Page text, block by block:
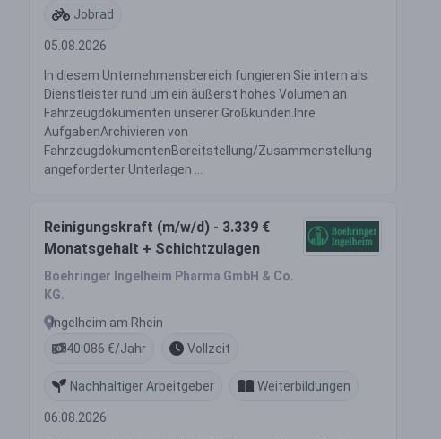
Jobrad
05.08.2026
In diesem Unternehmensbereich fungieren Sie intern als
Dienstleister rund um ein äußerst hohes Volumen an
Fahrzeugdokumenten unserer Großkunden.Ihre
AufgabenArchivieren von
FahrzeugdokumentenBereitstellung/Zusammenstellung
angeforderter Unterlagen ...
Reinigungskraft (m/w/d) - 3.339 €
Monatsgehalt + Schichtzulagen
Boehringer Ingelheim Pharma GmbH & Co.
KG.
Ingelheim am Rhein
40.086 €/Jahr
Vollzeit
Nachhaltiger Arbeitgeber Weiterbildungen
06.08.2026